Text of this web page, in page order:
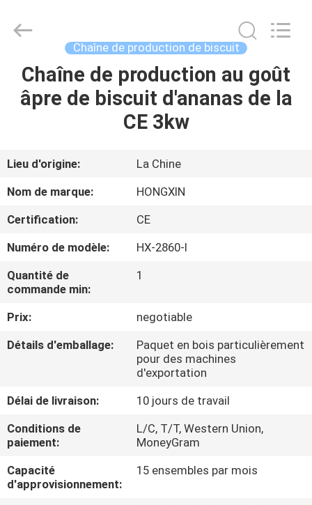
LA
PRODUITS
LE
VR
PROPOS
DE
VISITE
DE
L'USINE
Food
Machinery
Reserved.
Chaîne de production de biscuit
Chaîne de production au goût
âpre de biscuit d'ananas de la
CE 3kw
Lieu d'origine:
La Chine
Nom de marque:
HONGXIN
Certification:
CE
Numéro de modèle:
HX-2860-I
Quantité de
commande min:
1
Prix:
negotiable
Détails d'emballage:
Paquet en bois particulièrement
pour des machines
d'exportation
Délai de livraison:
10 jours de travail
Conditions de
paiement:
L/C, T/T, Western Union,
MoneyGram
Capacité
d'approvisionnement:
15 ensembles par mois